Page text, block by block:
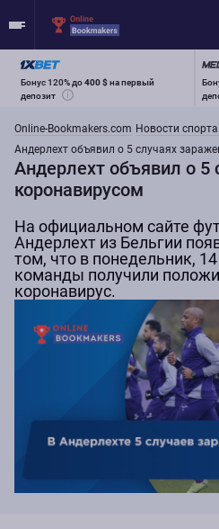
Бонус 120% до400 $на первый
депозит
Online-Bookmakers.com Новости
Андерлехт объявил о 5 случаях
Андерлехт объявил о 5
коронавирусом
На официальном сайте
Андерлехт из Бельгии
том, что в понедельник,
команды получили
коронавирус.